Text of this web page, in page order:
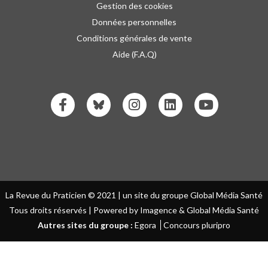
Gestion des cookies
Données personnelles
Conditions générales de vente
Aide (F.A.Q)
La Revue du Praticien © 2021 | un site du groupe Global Média Santé
Tous droits réservés | Powered by Imagence & Global Média Santé
Autres sites du groupe : Egora Concours pluripro